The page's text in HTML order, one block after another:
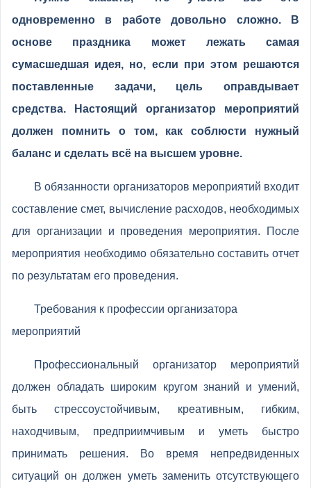
одновременно в работе довольно сложно. В
основе праздника может лежать самая
сумасшедшая идея, но, если при этом решаются
поставленные задачи, цель оправдывает
средства. Настоящий организатор мероприятий
должен помнить о том, как соблюсти нужный
баланс и сделать всё на высшем уровне.
В обязанности организаторов мероприятий входит
составление смет, вычисление расходов, необходимых
для организации и проведения мероприятия. После
мероприятия необходимо обязательно составить отчет
по результатам его проведения.
Требования к профессии организатора
мероприятий
Профессиональный организатор мероприятий
должен обладать широким кругом знаний и умений,
быть стрессоустойчивым, креативным, гибким,
находчивым, предприимчивым и уметь быстро
принимать решения. Во время непредвиденных
ситуаций он должен уметь заменить отсутствующего